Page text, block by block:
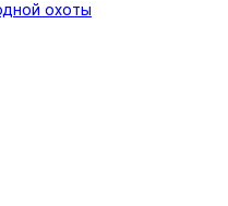
охоты